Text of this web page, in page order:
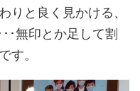
りと良く見かける、
･無印とか足して割
す。